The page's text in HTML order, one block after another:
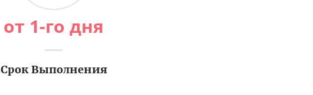
от 1-го дня
Срок Выполнения